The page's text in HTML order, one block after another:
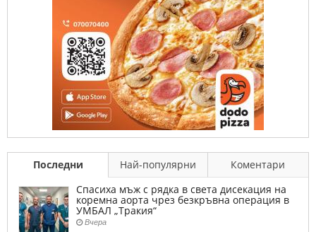
Последни Най-популярни
Коментари
Спасиха мъж с рядка в света дисекация на
коремна аорта чрез безкръвна операция в
УМБАЛ „Тракия“
Вчера